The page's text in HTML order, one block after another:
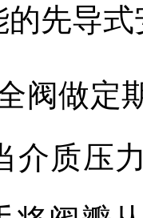
先导
阀做定
介质压